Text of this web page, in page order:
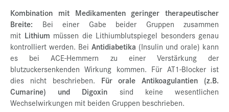
Kombination mit Medikamenten geringer therapeutischer
Breite: Bei einer Gabe beider Gruppen zusammen
mit Lithium müssen die Lithiumblutspiegel besonders genau
kontrolliert werden. Bei Antidiabetika (Insulin und orale) kann
es bei ACE-Hemmern zu einer Verstärkung der
blutzuckersenkenden Wirkung kommen. Für AT1-Blocker ist
dies nicht beschrieben. Für orale Antikoagulantien (z.B.
Cumarine) und Digoxin sind keine wesentlichen
Wechselwirkungen mit beiden Gruppen beschrieben.